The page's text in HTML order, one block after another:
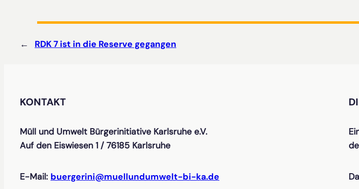
← RDK 7 ist in die Reserve gegangen
KONTAKT
Müll und Umwelt Bürgerinitiative Karlsruhe e.V.
Auf den Eiswiesen 1 / 76185 Karlsruhe
E-Mail: buergerini@muellundumwelt-bi-ka.de